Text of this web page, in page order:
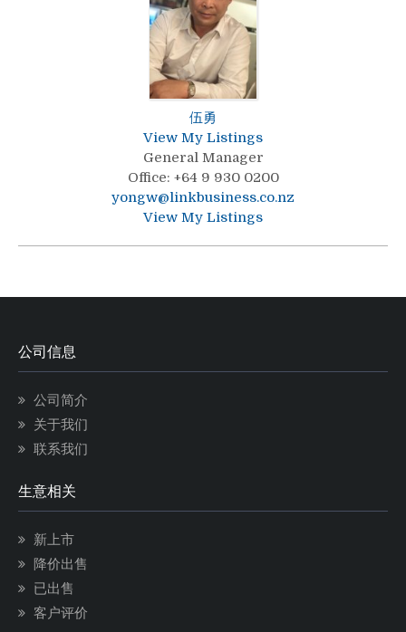
伍勇
View My Listings
General Manager
Office: +64 9 930 0200
yongw@linkbusiness.co.nz
View My Listings
公司信息
公司简介
关于我们
联系我们
生意相关
新上市
降价出售
已出售
客户评价